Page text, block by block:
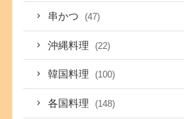
串かつ (47)
沖縄料理 (22)
韓国料理 (100)
各国料理 (148)